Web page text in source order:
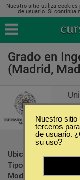
Nuestro sitio utiliza cookies
de usuario. Si continúa
Grado en
(Madrid,
Ubicación:
Tipo:
Modalidad:
Nuestro sitio
terceros
de usuario.
su uso?